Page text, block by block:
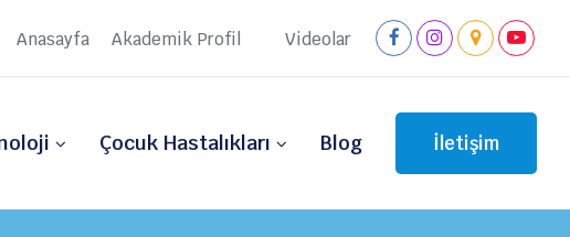
Anasayfa Akademik Profil Videolar
Çocuk Hastalıkları Blog İletişim